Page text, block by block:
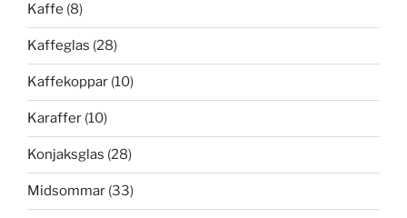
Kaffe (8)
Kaffeglas (28)
Kaffekoppar (10)
Karaffer (10)
Konjaksglas (28)
Midsommar (33)